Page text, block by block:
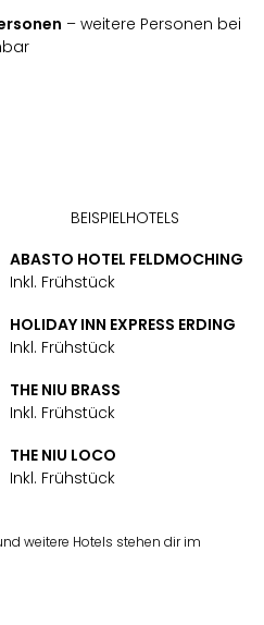
– weitere Personen bei
BEISPIELHOTELS
ABASTO HOTEL FELDMOCHING
Inkl. Frühstück
HOLIDAY INN EXPRESS ERDING
Inkl. Frühstück
THE NIU BRASS
Inkl. Frühstück
THE NIU LOCO
Inkl. Frühstück
weitere Hotels stehen dir im